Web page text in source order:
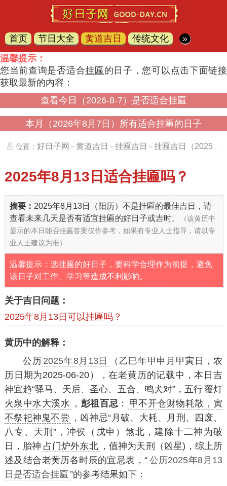
首页 节日大全 黄道吉日 传统文化
»
温馨提示：
您当前查询是否适合挂匾 的日子，您可以点击下面链接
获取最新的内容：
查看今日（2026-8-7）是否适合挂匾
本月（2026年8月7日）所有适合挂匾的日子
位置： 好日子网 > 黄道吉日 > 挂匾吉日 > 挂匾吉日（20250813）
2025年8月13日 适合挂匾吗？
摘要： 2025年8月13日（阳历）不是挂匾的最佳吉日，请
查看未来几天是否有适宜挂匾的好日子或吉时。
（该黄历中
显示的本日能否挂匾答案仅作参考，如果有专业人士指导，请以专
业人士建议为准）
温馨提示：选挂匾的好日子，要科学合理作为前提，避免
该日子对工作、学习等造成不利影响。
关于吉日问题：
2025年8月13日可以挂匾吗？
黄历中的解释：
公历 2025年8月13日
（乙巳年甲申月甲寅日，农
历日期为2025-06-20），在老黄历的记载中，本日吉
神宜趋“驿马、天后、圣心、五合、鸣犬对”，五行覆灯
火泉中水大溪水 ， 彭祖百忌 ：
甲不开仓财物耗散，寅
不祭祀神鬼不尝 ，凶神忌“月破、大耗、月刑、四废、
八专、天刑”，冲侯（戊申）煞北，建除十二神为破
日，胎神 占门炉外东北 ，值神为天刑（凶星)，综上所
述及结合老黄历各时辰的宜忌表，“ 公历2025年8月13
日是否适合挂匾 ”的参考结果如下：